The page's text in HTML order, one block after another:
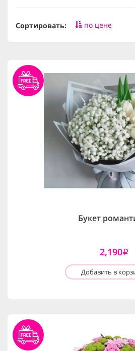
Сортировать: по цене
Букет
2,190i
Добавить в